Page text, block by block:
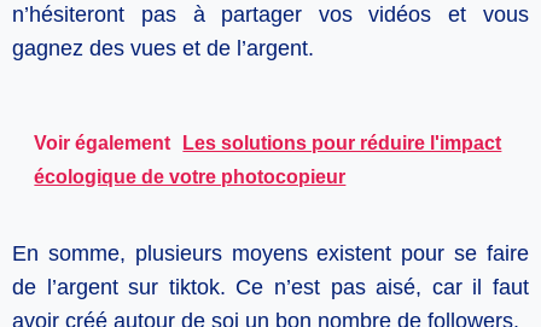
n’hésiteront pas à partager vos vidéos et vous
gagnez des vues et de l’argent.
Voir également
Les solutions pour réduire l'impact
écologique de votre photocopieur
En somme, plusieurs moyens existent pour se faire
de l’argent sur tiktok. Ce n’est pas aisé, car il faut
avoir créé autour de soi un bon nombre de followers.